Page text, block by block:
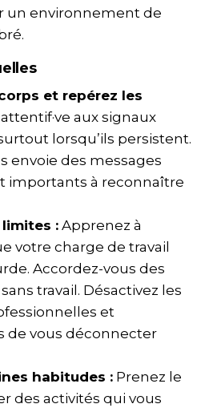
un environnement de
et repérez les
aux signaux
lorsqu’ils persistent.
envoie des messages
importants à reconnaître
: Apprenez à
votre charge de travail
Accordez-vous des
travail. Désactivez les
et
de vous déconnecter
habitudes : Prenez le
des activités qui vous